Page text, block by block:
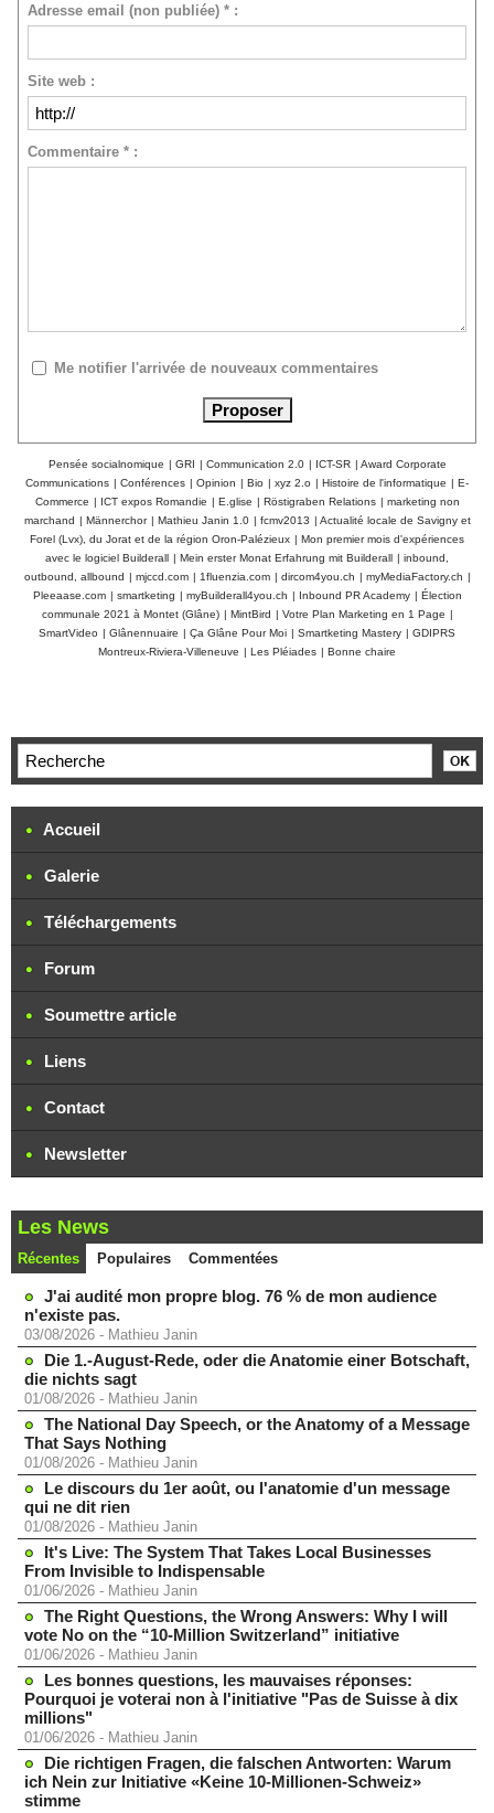
Adresse email (non publiée) * :
Site web :
Commentaire * :
Me notifier l'arrivée de nouveaux commentaires
Pensée socialnomique | GRI | Communication 2.0 | ICT-SR | Award Corporate
Communications | Conférences | Opinion | Bio | xyz 2.o | Histoire de l'informatique | E-
Commerce | ICT expos Romandie | E.glise | Röstigraben Relations | marketing non
marchand | Männerchor | Mathieu Janin 1.0 | fcmv2013 | Actualité locale de Savigny et
Forel (Lvx), du Jorat et de la région Oron-Palézieux | Mon premier mois d'expériences
avec le logiciel Builderall | Mein erster Monat Erfahrung mit Builderall | inbound,
outbound, allbound | mjccd.com | 1fluenzia.com | dircom4you.ch | myMediaFactory.ch |
Pleeaase.com | smartketing | myBuilderall4you.ch | Inbound PR Academy | Élection
communale 2021 à Montet (Glâne) | MintBird | Votre Plan Marketing en 1 Page |
SmartVideo | Glânennuaire | Ça Glâne Pour Moi | Smartketing Mastery | GDIPRS
Montreux-Riviera-Villeneuve | Les Pléiades | Bonne chaire
Accueil
Galerie
Téléchargements
Forum
Soumettre article
Liens
Contact
Newsletter
Les News
Récentes Populaires Commentées
J'ai audité mon propre blog. 76 % de mon audience
n'existe pas.
03/08/2026 - Mathieu Janin
Die 1.-August-Rede, oder die Anatomie einer Botschaft,
die nichts sagt
01/08/2026 - Mathieu Janin
The National Day Speech, or the Anatomy of a Message
That Says Nothing
01/08/2026 - Mathieu Janin
Le discours du 1er août, ou l'anatomie d'un message
qui ne dit rien
01/08/2026 - Mathieu Janin
It's Live: The System That Takes Local Businesses
From Invisible to Indispensable
01/06/2026 - Mathieu Janin
The Right Questions, the Wrong Answers: Why I will
vote No on the “10-Million Switzerland” initiative
01/06/2026 - Mathieu Janin
Les bonnes questions, les mauvaises réponses:
Pourquoi je voterai non à l'initiative "Pas de Suisse à dix
millions"
01/06/2026 - Mathieu Janin
Die richtigen Fragen, die falschen Antworten: Warum
ich Nein zur Initiative «Keine 10-Millionen-Schweiz»
stimme